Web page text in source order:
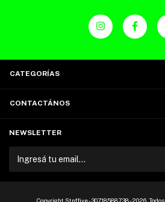
CATEGORÍAS
CONTACTÁNOS
NEWSLETTER
Copyright Stnffive - 30718588738 - 2026.